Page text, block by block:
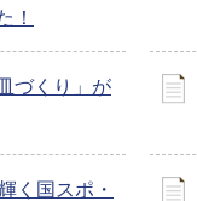
！
づくり」が
く国スポ・